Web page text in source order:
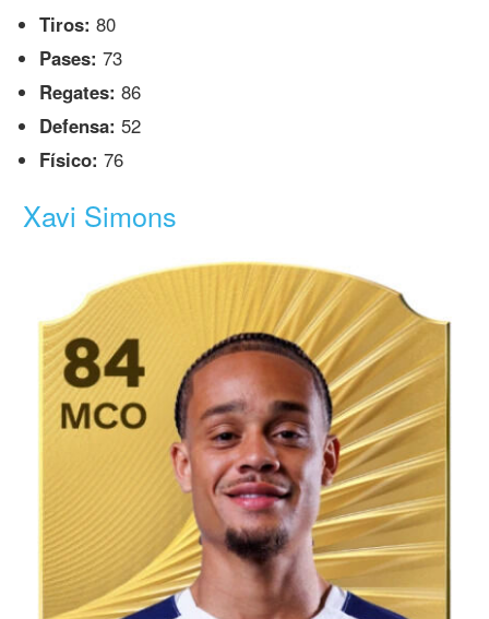
Tiros: 80
Pases: 73
Regates: 86
Defensa: 52
Físico: 76
Xavi Simons